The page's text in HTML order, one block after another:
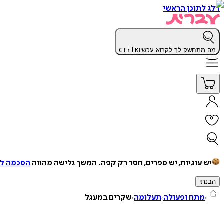
דלג לתוכן הראשי
מה מתחשק לך לקרוא עכשיו CtrlK
יש עוגיות, יש ספרים, חסר רק קפה. המשך גלישה מהווה הסכמה
הבנתי
מתח ופעולה תעלומה שקרים במעגל